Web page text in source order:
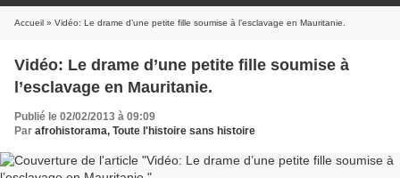
Accueil » Vidéo: Le drame d’une petite fille soumise à l’esclavage en Mauritanie.
Vidéo: Le drame d’une petite fille soumise à
l’esclavage en Mauritanie.
Publié le 02/02/2013 à 09:09
Par afrohistorama, Toute l'histoire sans histoire